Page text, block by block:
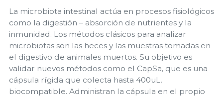
La microbiota intestinal actúa en procesos fisiológicos
como la digestión – absorción de nutrientes y la
inmunidad. Los métodos clásicos para analizar
microbiotas son las heces y las muestras tomadas en
el digestivo de animales muertos. Su objetivo es
validar nuevos métodos como el CapSa, que es una
cápsula rígida que colecta hasta 400uL,
biocompatible. Administran la cápsula en el propio